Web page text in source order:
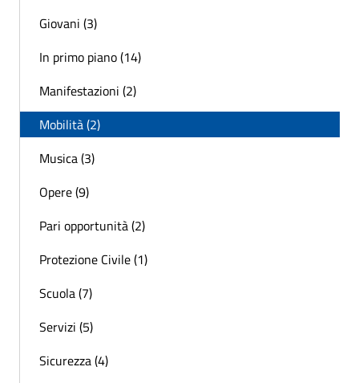
Giovani (3)
In primo piano (14)
Manifestazioni (2)
Mobilità (2)
Musica (3)
Opere (9)
Pari opportunità (2)
Protezione Civile (1)
Scuola (7)
Servizi (5)
Sicurezza (4)